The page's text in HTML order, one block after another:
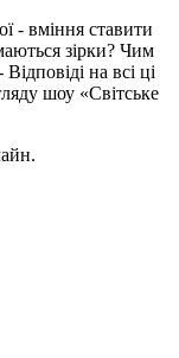
- вміння ставити
зірки? Чим
на всі ці
шоу «Світське